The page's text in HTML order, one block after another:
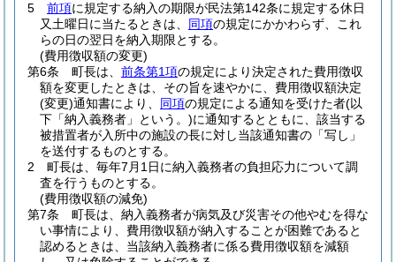
5
前項に規定する納入の期限が民法第142条に規定する休日
又土曜日に当たるときは、 同項の規定にかかわらず、これ
らの日の翌日を納入期限とする。
(費用徴収額の変更)
第6条
町長は、 前条第1項の規定により決定された費用徴収
額を変更したときは、その旨を速やかに、費用徴収額決定
(変更)通知書により、 同項の規定による通知を受けた者(以
下「納入義務者」という。)に通知するとともに、該当する
被措置者が入所中の施設の長に対し当該通知書の「写し」
を送付するものとする。
2
町長は、毎年7月1日に納入義務者の負担応力について調
査を行うものとする。
(費用徴収額の減免)
第7条
町長は、納入義務者が病気及び災害その他やむを得な
い事情により、費用徴収額が納入することが困難であると
認めるときは、当該納入義務者に係る費用徴収額を減額